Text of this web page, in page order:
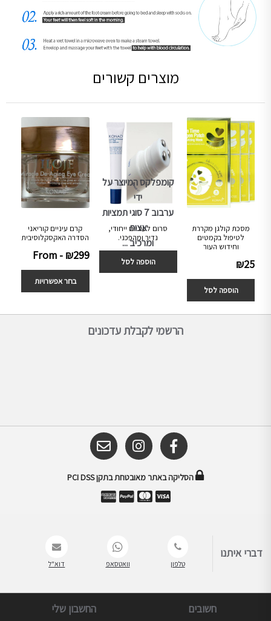
מוצרים קשורים
מסכת קולגן מקררת
לטיפול בקמטים
וחידוש העור
₪25
הוספה לסל
סרום לעיניים ייחודי,
נדיר ומהפכני.
₪249₪167
קומפלקס המיוצר על
ידי
ערבוב 7 סוגי תמציות
אצות
ומרכיב ...
הוספה לסל
קרם עיניים קוריאני
הסדרה האקסקלוסיבית
From - ₪299
בחר אפשרויות
הרשמי לקבלת עדכונים
הסליקה באתר מאובטחת בתקן PCI DSS
דברי איתנו
טלפון וואטסאפ דוא"ל
חשובים החשבון שלי